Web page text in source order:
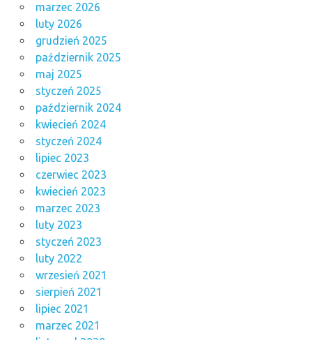
marzec 2026
luty 2026
grudzień 2025
październik 2025
maj 2025
styczeń 2025
październik 2024
kwiecień 2024
styczeń 2024
lipiec 2023
czerwiec 2023
kwiecień 2023
marzec 2023
luty 2023
styczeń 2023
luty 2022
wrzesień 2021
sierpień 2021
lipiec 2021
marzec 2021